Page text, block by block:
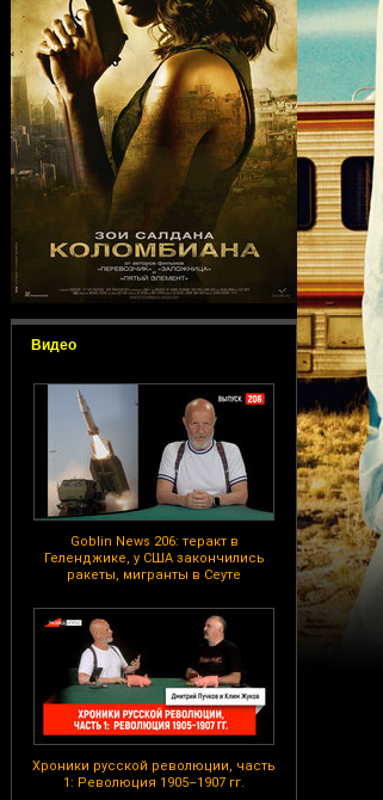
Видео
Goblin News 206: теракт в
Геленджике, у США закончились
ракеты, мигранты в Сеуте
Хроники русской революции, часть
1: Революция 1905–1907 гг.